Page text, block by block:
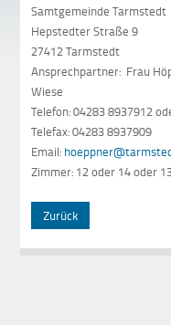
Samtgemeinde Tarmstedt
Hepstedter Straße 9
27412 Tarmstedt
Ansprechpartner: Frau
Wiese
Telefon: 04283 8937912
Telefax: 04283 8937909
Email:
Zimmer: 12 oder 14 oder
Zurück